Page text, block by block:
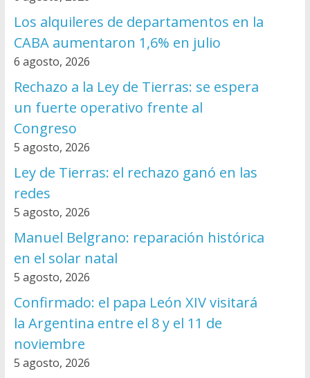
Los alquileres de departamentos en la
CABA aumentaron 1,6% en julio
6 agosto, 2026
Rechazo a la Ley de Tierras: se espera
un fuerte operativo frente al
Congreso
5 agosto, 2026
Ley de Tierras: el rechazo ganó en las
redes
5 agosto, 2026
Manuel Belgrano: reparación histórica
en el solar natal
5 agosto, 2026
Confirmado: el papa León XIV visitará
la Argentina entre el 8 y el 11 de
noviembre
5 agosto, 2026